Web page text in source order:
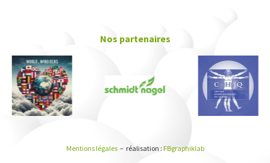
Nos partenaires
Mentions légales– réalisation : FBgraphiklab